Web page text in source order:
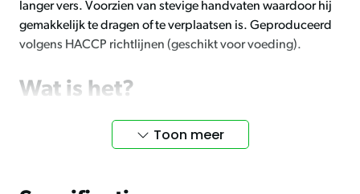
langer vers. Voorzien van stevige handvaten waardoor hij
gemakkelijk te dragen of te verplaatsen is. Geproduceerd
volgens HACCP richtlijnen (geschikt voor voeding).
Wat is het?
voer op te slaan. De draaisluiting zorgt ervoor dat de ton
Toon meer